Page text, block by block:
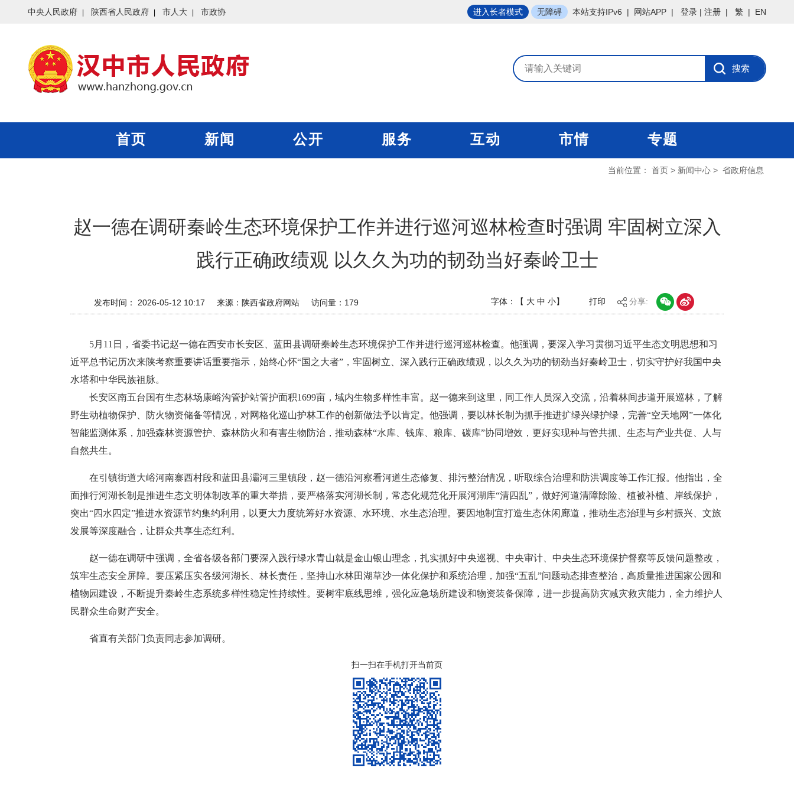
中央人民政府 陕西省人民政府 市人大 市政协 进入长者模式 无障碍 本站支持IPv6 | 网站APP | 登录 | 注册 | 繁 | EN
首页 新闻 公开 服务 互动 市情 专题
当前位置： 首页 > 新闻中心 > 省政府信息
赵一德在调研秦岭生态环境保护工作并进行巡河巡林检查时强调 牢固树立深入
践行正确政绩观 以久久为功的韧劲当好秦岭卫士
发布时间： 2026-05-12 10:17 来源： 陕西省政府网站 访问量： 179 字体：【 大 中 小】 打印 分享:
5月11日，省委书记赵一德在西安市长安区、蓝田县调研秦岭生态环境保护工作并进行巡河巡林检查。他强调，要深入学习贯彻习近平生态文明思想和习
近平总书记历次来陕考察重要讲话重要指示，始终心怀“国之大者”，牢固树立、深入践行正确政绩观，以久久为功的韧劲当好秦岭卫士，切实守护好我国中央
水塔和中华民族祖脉。
长安区南五台国有生态林场康峪沟管护站管护面积1699亩，域内生物多样性丰富。赵一德来到这里，同工作人员深入交流，沿着林间步道开展巡林，了解
野生动植物保护、防火物资储备等情况，对网格化巡山护林工作的创新做法予以肯定。他强调，要以林长制为抓手推进扩绿兴绿护绿，完善“空天地网”一体化
智能监测体系，加强森林资源管护、森林防火和有害生物防治，推动森林“水库、钱库、粮库、碳库”协同增效，更好实现种与管共抓、生态与产业共促、人与
自然共生。
在引镇街道大峪河南寨西村段和蓝田县灞河三里镇段，赵一德沿河察看河道生态修复、排污整治情况，听取综合治理和防洪调度等工作汇报。他指出，全
面推行河湖长制是推进生态文明体制改革的重大举措，要严格落实河湖长制，常态化规范化开展河湖库“清四乱”，做好河道清障除险、植被补植、岸线保护，
突出“四水四定”推进水资源节约集约利用，以更大力度统筹好水资源、水环境、水生态治理。要因地制宜打造生态休闲廊道，推动生态治理与乡村振兴、文旅
发展等深度融合，让群众共享生态红利。
赵一德在调研中强调，全省各级各部门要深入践行绿水青山就是金山银山理念，扎实抓好中央巡视、中央审计、中央生态环境保护督察等反馈问题整改，
筑牢生态安全屏障。要压紧压实各级河湖长、林长责任，坚持山水林田湖草沙一体化保护和系统治理，加强“五乱”问题动态排查整治，高质量推进国家公园和
植物园建设，不断提升秦岭生态系统多样性稳定性持续性。要树牢底线思维，强化应急场所建设和物资装备保障，进一步提高防灾减灾救灾能力，全力维护人
民群众生命财产安全。
省直有关部门负责同志参加调研。
扫一扫在手机打开当前页